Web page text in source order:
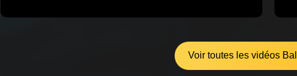
Voir toutes les vidéos